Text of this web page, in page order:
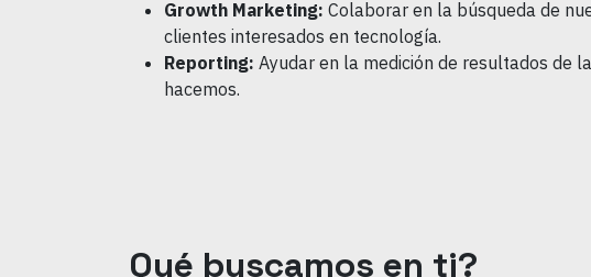
Growth Marketing: Colaborar en la búsqueda de
clientes interesados en tecnología.
Reporting: Ayudar en la medición de resultados de
hacemos.
Qué buscamos en ti?